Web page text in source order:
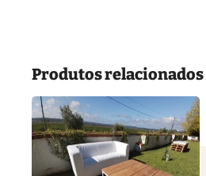
Produtos relacionados